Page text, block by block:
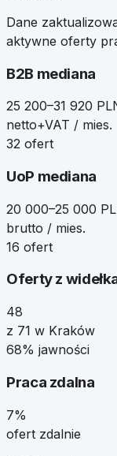
Dane
aktywne oferty
B2B mediana
25 200–31 920
netto+VAT / mies.
32 ofert
UoP mediana
20 000–25 000
brutto / mies.
16 ofert
Oferty z
48
z 71 w Kraków
68% jawności
Praca zdalna
7%
ofert zdalnie